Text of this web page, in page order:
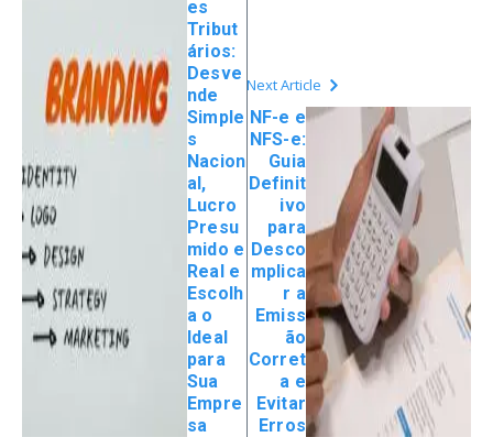
es
Tribut
ários:
Desve
nde
Simple
s
Nacion
al,
Lucro
Presu
mido e
Real e
Escolh
a o
Ideal
para
Sua
Empre
sa
Next Article
NF-e e
NFS-e:
Guia
Definit
ivo
para
Desco
mplica
r a
Emiss
ão
Corret
a e
Evitar
Erros